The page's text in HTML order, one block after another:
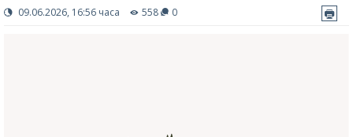
09.06.2026, 16:56 часа 558 0